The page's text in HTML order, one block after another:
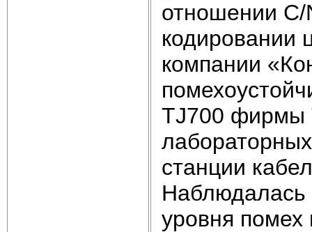
отношении C/
кодировании
компании
TJ700 фирмы
станции
Наблюдалась
уровня помех